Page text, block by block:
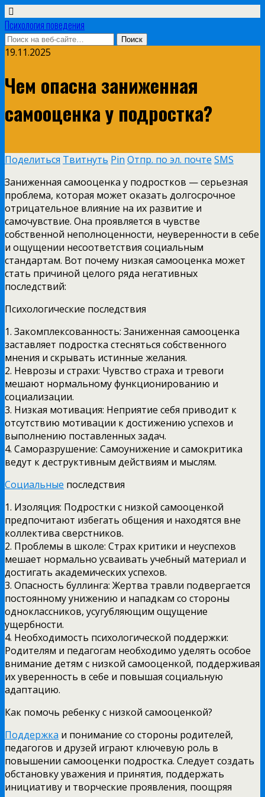
Психология поведения
19.11.2025
Чем опасна заниженная
самооценка у подростка?
Поделиться Твитнуть Pin Отпр. по эл. почте SMS
Заниженная самооценка у подростков — серьезная
проблема, которая может оказать долгосрочное
отрицательное влияние на их развитие и
самочувствие. Она проявляется в чувстве
собственной неполноценности, неуверенности в себе
и ощущении несоответствия социальным
стандартам. Вот почему низкая самооценка может
стать причиной целого ряда негативных
последствий:
Психологические последствия
1. Закомплексованность: Заниженная самооценка
заставляет подростка стесняться собственного
мнения и скрывать истинные желания.
2. Неврозы и страхи: Чувство страха и тревоги
мешают нормальному функционированию и
социализации.
3. Низкая мотивация: Неприятие себя приводит к
отсутствию мотивации к достижению успехов и
выполнению поставленных задач.
4. Саморазрушение: Самоунижение и самокритика
ведут к деструктивным действиям и мыслям.
Социальные последствия
1. Изоляция: Подростки с низкой самооценкой
предпочитают избегать общения и находятся вне
коллектива сверстников.
2. Проблемы в школе: Страх критики и неуспехов
мешает нормально усваивать учебный материал и
достигать академических успехов.
3. Опасность буллинга: Жертва травли подвергается
постоянному унижению и нападкам со стороны
одноклассников, усугубляющим ощущение
ущербности.
4. Необходимость психологической поддержки:
Родителям и педагогам необходимо уделять особое
внимание детям с низкой самооценкой, поддерживая
их уверенность в себе и повышая социальную
адаптацию.
Как помочь ребенку с низкой самооценкой?
Поддержка и понимание со стороны родителей,
педагогов и друзей играют ключевую роль в
повышении самооценки подростка. Следует создать
обстановку уважения и принятия, поддержать
инициативу и творческие проявления, поощряя